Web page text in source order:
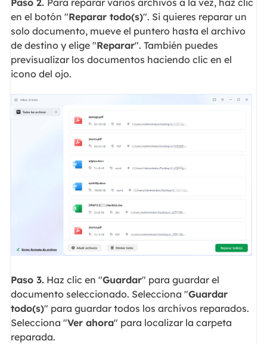
en el botón "Reparar todo(s)". Si quieres reparar un
solo documento, mueve el puntero hasta el archivo
de destino y elige "Reparar". También puedes
previsualizar los documentos haciendo clic en el
icono del ojo.
Paso 3.Haz clic en "Guardar" para guardar el
documento seleccionado. Selecciona "Guardar
todo(s)" para guardar todos los archivos reparados.
Selecciona "Ver ahora" para localizar la carpeta
reparada.